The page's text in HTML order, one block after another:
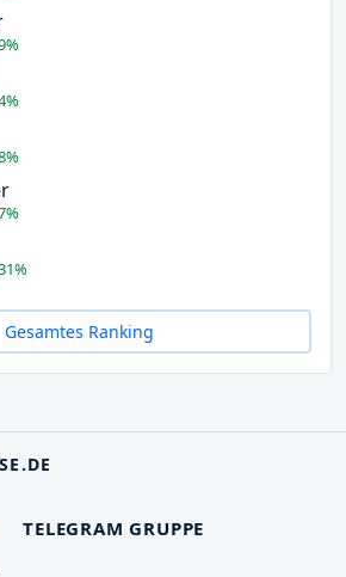
Gesamtes Ranking
TELEGRAM GRUPPE